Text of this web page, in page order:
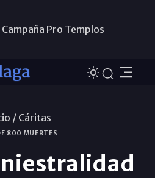
Pro Templos
/ Cáritas
800 MUERTES